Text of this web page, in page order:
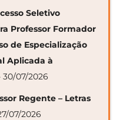
Seletivo
Professor Formador
de Especialização
Aplicada à
30/07/2026
Regente – Letras
07/2026